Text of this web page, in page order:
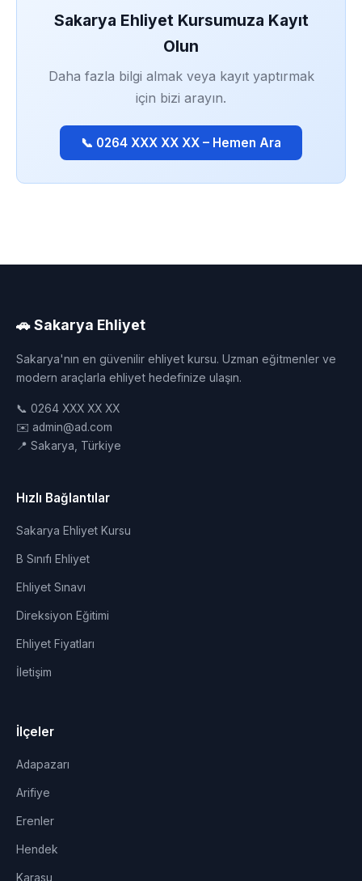
Sakarya Ehliyet Kursumuza Kayıt
Olun
Daha fazla bilgi almak veya kayıt yaptırmak
için bizi arayın.
📞 0264 XXX XX XX – Hemen Ara
🚗 Sakarya Ehliyet
Sakarya'nın en güvenilir ehliyet kursu. Uzman eğitmenler ve
modern araçlarla ehliyet hedefinize ulaşın.
📞 0264 XXX XX XX
✉️ admin@ad.com
📍 Sakarya, Türkiye
Hızlı Bağlantılar
Sakarya Ehliyet Kursu
B Sınıfı Ehliyet
Ehliyet Sınavı
Direksiyon Eğitimi
Ehliyet Fiyatları
İletişim
İlçeler
Adapazarı
Arifiye
Erenler
Hendek
Karasu